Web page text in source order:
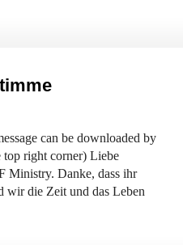
can be downloaded by
right corner) Liebe
Ministry. Danke, dass ihr
wir die Zeit und das Leben